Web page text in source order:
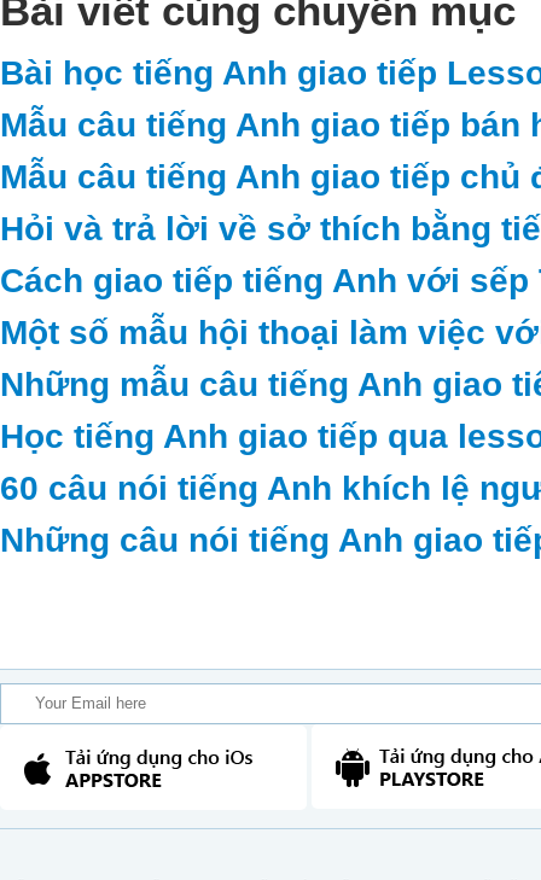
Bài viết cùng chuyên mục
Bài học tiếng Anh giao tiếp
Mẫu câu tiếng Anh giao tiếp bán
Mẫu câu tiếng Anh giao tiếp
Hỏi và trả lời về sở thích bằng
Cách giao tiếp tiếng Anh với sếp
Một số mẫu hội thoại làm việc
Những mẫu câu tiếng Anh giao
Học tiếng Anh giao tiếp qua
60 câu nói tiếng Anh khích lệ
Những câu nói tiếng Anh giao